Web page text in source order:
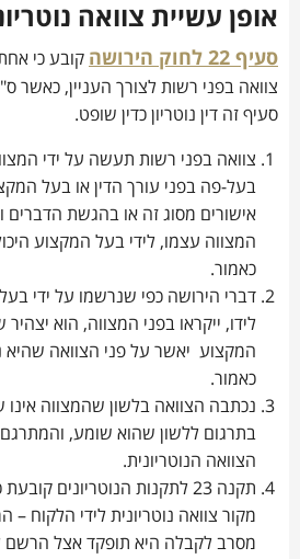
אופן עשיית צוואה
סעיף 22 לחוק הירושה
קובע כי
צוואה בפני רשות לצורך העניין, כאשר
סעיף זה דין נוטריון כדין שופט.
צוואה בפני רשות תעשה על ידי
בעל-פה בפני עורך הדין או בעל
אישורים מסוג זה או בהגשת הדברים
המצווה עצמו, לידי בעל המקצוע
כאמור.
דברי הירושה כפי שנרשמו על ידי
לידו, ייקראו בפני המצווה, הוא יצהיר
המקצוע יאשר על פני הצוואה שהיא
כאמור.
נכתבה הצוואה בלשון שהמצווה אינו
בתרגום ללשון שהוא שומע,
הצוואה הנוטריונית.
תקנה 23 לתקנות הנוטריונים
מקור צוואה נוטריונית לידי הלקוח
מסרב לקבלה היא תופקד אצל הרשם